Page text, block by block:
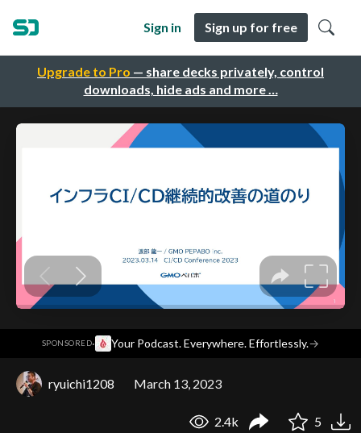
Upgrade to Pro — share decks privately, control
downloads, hide ads and more …
Sign in Sign up for free
SPONSORED· Your Podcast. Everywhere. Effortlessly.→
ryuichi1208 March 13, 2023
2.4k 5